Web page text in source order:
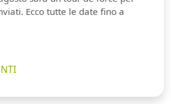
Ecco tutte le date fino a